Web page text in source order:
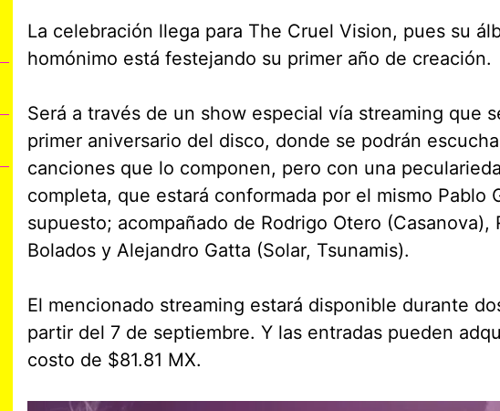
La celebración llega para The Cruel Vision, pues su
homónimo está festejando su primer año de creación.
Será a través de un show especial vía streaming que
primer aniversario del disco, donde se podrán
canciones que lo componen, pero con una
completa, que estará conformada por el mismo Pablo
supuesto; acompañado de Rodrigo Otero (Casanova),
Bolados y Alejandro Gatta (Solar, Tsunamis).
El mencionado streaming estará disponible durante
partir del 7 de septiembre. Y las entradas pueden
costo de $81.81 MX.